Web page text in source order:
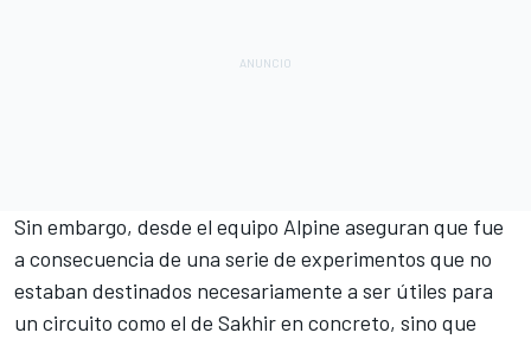
Sin embargo, desde el equipo Alpine aseguran que fue
a consecuencia de una serie de experimentos que no
estaban destinados necesariamente a ser útiles para
un circuito como el de Sakhiren concreto, sino que